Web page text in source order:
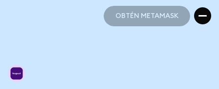
OBTÉN METAMASK